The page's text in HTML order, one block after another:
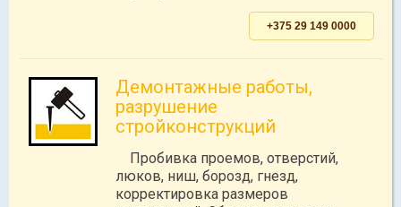
+375 29 149 0000
Демонтажные работы,
разрушение
стройконструкций
Пробивка проемов, отверстий,
люков, ниш, борозд, гнезд,
корректировка размеров